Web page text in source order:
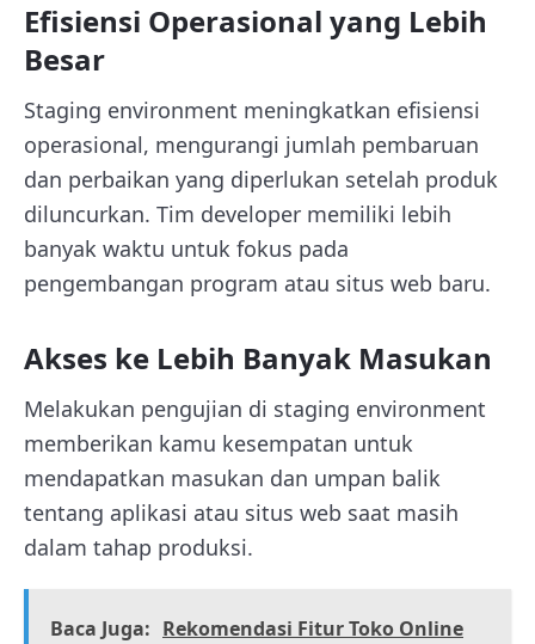
Efisiensi Operasional yang Lebih
Besar
Staging environment meningkatkan efisiensi
operasional, mengurangi jumlah pembaruan
dan perbaikan yang diperlukan setelah produk
diluncurkan. Tim developer memiliki lebih
banyak waktu untuk fokus pada
pengembangan program atau situs web baru.
Akses ke Lebih Banyak Masukan
Melakukan pengujian di staging environment
memberikan kamu kesempatan untuk
mendapatkan masukan dan umpan balik
tentang aplikasi atau situs web saat masih
dalam tahap produksi.
Baca Juga: Rekomendasi Fitur Toko Online